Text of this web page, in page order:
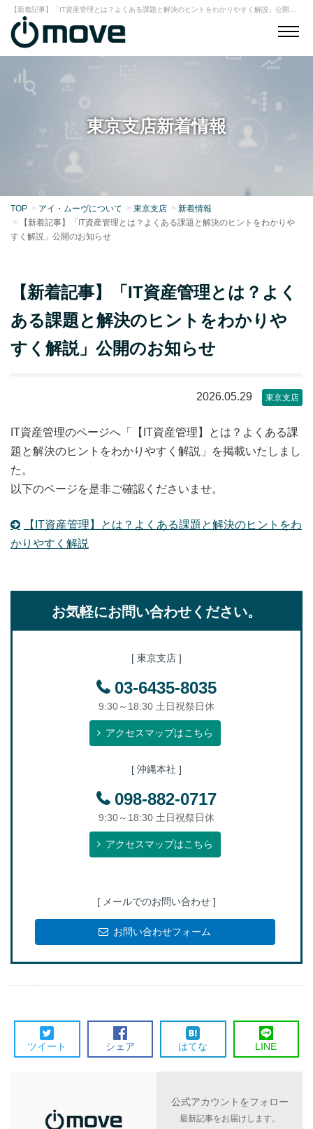
東京支店新着情報
TOP アイ・ムーヴについて 東京支店
新着情報
【新着記事】「IT資産管理とは？よくある課題と解決のヒントをわかりや
すく解説」公開のお知らせ
【新着記事】「IT資産管理とは？よく
ある課題と解決のヒントをわかりや
すく解説」公開のお知らせ
2026.05.29 東京支店
IT資産管理のページへ「【IT資産管理】とは？よくある課
題と解決のヒントをわかりやすく解説」を掲載いたしまし
た。
以下のページを是非ご確認くださいませ。
【IT資産管理】とは？よくある課題と解決のヒントをわ
かりやすく解説
お気軽にお問い合わせください。
[ 東京支店 ]
03-6435-8035
9:30～18:30 土日祝祭日休
アクセスマップはこちら
[ 沖縄本社 ]
098-882-0717
9:30～18:30 土日祝祭日休
アクセスマップはこちら
[ メールでのお問い合わせ ]
お問い合わせフォーム
ツイート シェア はてな LINE
公式アカウントをフォロー
最新記事をお届けします。